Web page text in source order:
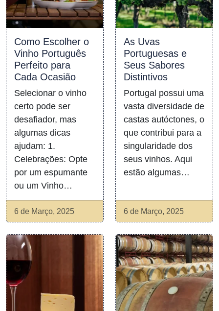
Como Escolher o
Vinho Português
Perfeito para
Cada Ocasião
Selecionar o vinho
certo pode ser
desafiador, mas
algumas dicas
ajudam: 1.
Celebrações: Opte
por um espumante
ou um Vinho…
6 de Março, 2025
As Uvas
Portuguesas e
Seus Sabores
Distintivos
Portugal possui uma
vasta diversidade de
castas autóctones, o
que contribui para a
singularidade dos
seus vinhos. Aqui
estão algumas…
6 de Março, 2025